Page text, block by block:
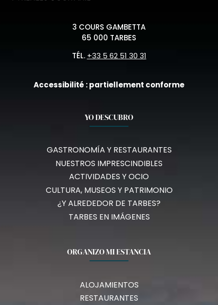
3 COURS GAMBETTA
65 000 TARBES
TÉL. +33 5 62 51 30 31
Accessibilité : partiellement conforme
YO DESCUBRO
GASTRONOMÍA Y RESTAURANTES
NUESTROS IMPRESCINDIBLES
ACTIVIDADES Y OCIO
CULTURA, MUSEOS Y PATRIMONIO
¿Y ALREDEDOR DE TARBES?
TARBES EN IMÁGENES
ORGANIZO MI ESTANCIA
ALOJAMIENTOS
RESTAURANTES